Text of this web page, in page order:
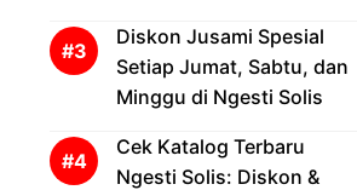
Diskon Jusami Spesial
Setiap Jumat, Sabtu, dan
Minggu di Ngesti Solis
Cek Katalog Terbaru
Ngesti Solis: Diskon &